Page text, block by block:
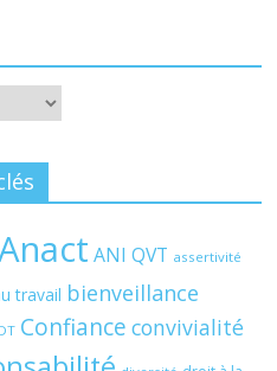
ANI QVT assertivité
travail bienveillance
Confiance convivialité